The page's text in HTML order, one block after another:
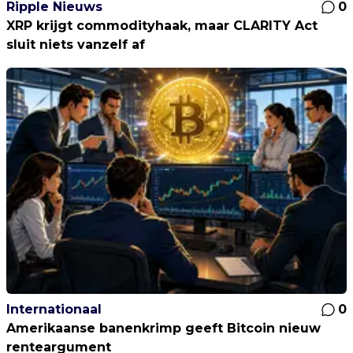
Ripple Nieuws
0
XRP krijgt commodityhaak, maar CLARITY Act
sluit niets vanzelf af
Internationaal
0
Amerikaanse banenkrimp geeft Bitcoin nieuw
renteargument